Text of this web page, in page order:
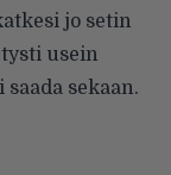
jo setin
usein
sekaan.